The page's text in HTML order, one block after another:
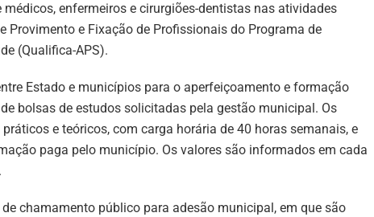
enfermeiros e cirurgiões-dentistas nas atividades
Provimento e Fixação de Profissionais do Programa de
(Qualifica-APS).
Estado e municípios para o aperfeiçoamento e formação
bolsas de estudos solicitadas pela gestão municipal. Os
e teóricos, com carga horária de 40 horas semanais, e
paga pelo município. Os valores são informados em cada
chamamento público para adesão municipal, em que são